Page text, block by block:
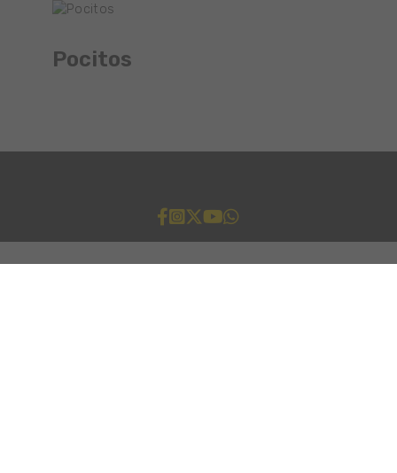
Pocitos